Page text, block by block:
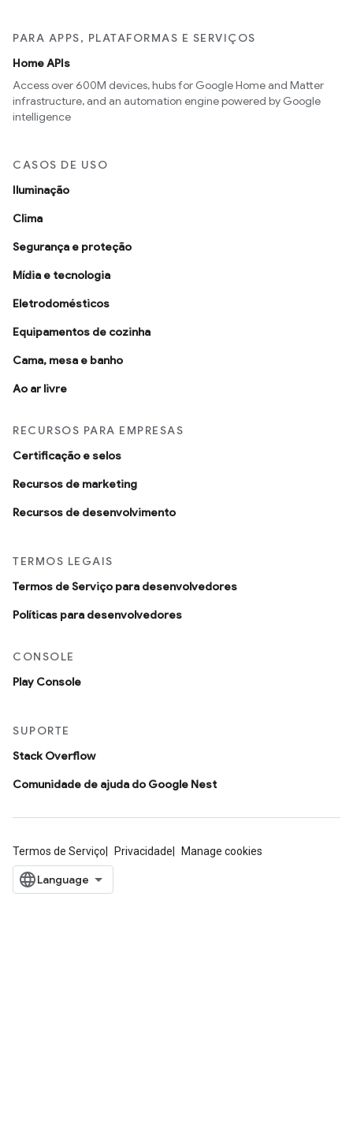
PARA APPS, PLATAFORMAS E SERVIÇOS
Home APIs
Access over 600M devices, hubs for Google Home and Matter
infrastructure, and an automation engine powered by Google
intelligence
CASOS DE USO
Iluminação
Clima
Segurança e proteção
Mídia e tecnologia
Eletrodomésticos
Equipamentos de cozinha
Cama, mesa e banho
Ao ar livre
RECURSOS PARA EMPRESAS
Certificação e selos
Recursos de marketing
Recursos de desenvolvimento
TERMOS LEGAIS
Termos de Serviço para desenvolvedores
Políticas para desenvolvedores
CONSOLE
Play Console
SUPORTE
Stack Overflow
Comunidade de ajuda do Google Nest
Termos de Serviço Privacidade Manage cookies